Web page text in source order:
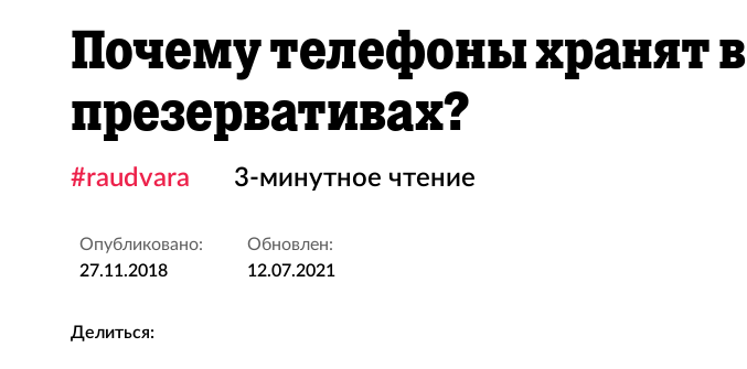
Почему телефоны хранят в
презервативах?
#raudvara 3-минутное чтение
Опубликовано:
27.11.2018
Обновлен:
12.07.2021
Делиться: